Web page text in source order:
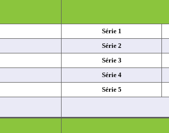
Série 1
Série 2
Série 3
Série 4
Série 5